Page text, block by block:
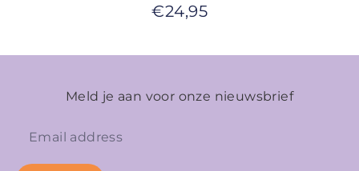
€24,95
Meld je aan voor onze nieuwsbrief